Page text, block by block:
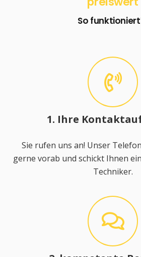
So
1. Ihre
Sie rufen uns an! Unser
gerne vorab und schickt Ihnen
Techniker.